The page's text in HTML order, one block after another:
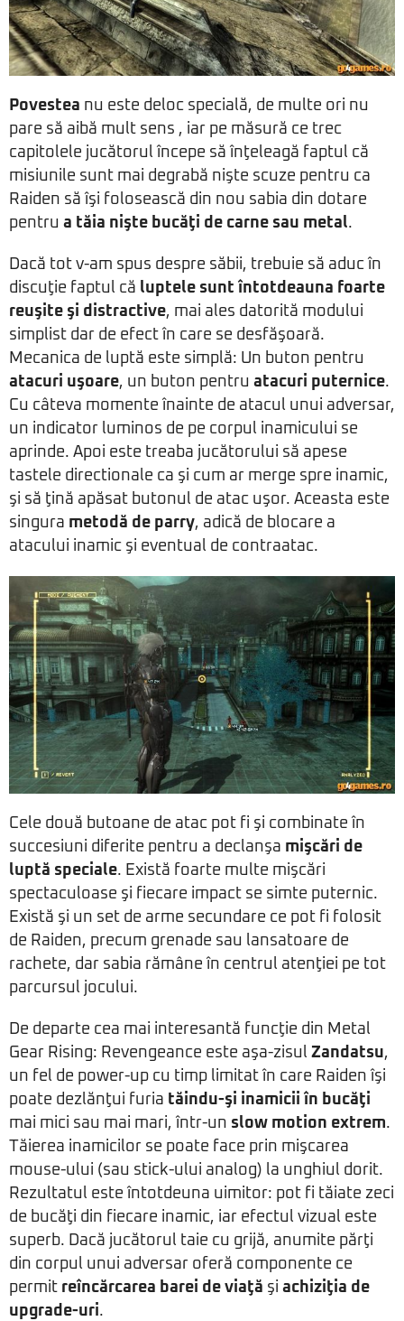
Povestea nu este deloc specială, de multe ori nu
pare să aibă mult sens , iar pe măsură ce trec
capitolele jucătorul începe să înţeleagă faptul că
misiunile sunt mai degrabă nişte scuze pentru ca
Raiden să îşi folosească din nou sabia din dotare
pentru a tăia nişte bucăţi de carne sau metal.
Dacă tot v-am spus despre săbii, trebuie să aduc în
discuţie faptul că luptele sunt întotdeauna foarte
reuşite şi distractive, mai ales datorită modului
simplist dar de efect în care se desfăşoară.
Mecanica de luptă este simplă: Un buton pentru
atacuri uşoare, un buton pentru atacuri puternice.
Cu câteva momente înainte de atacul unui adversar,
un indicator luminos de pe corpul inamicului se
aprinde. Apoi este treaba jucătorului să apese
tastele directionale ca şi cum ar merge spre inamic,
şi să ţină apăsat butonul de atac uşor. Aceasta este
singura metodă de parry, adică de blocare a
atacului inamic şi eventual de contraatac.
Cele două butoane de atac pot fi şi combinate în
succesiuni diferite pentru a declanşa mişcări de
luptă speciale. Există foarte multe mişcări
spectaculoase şi fiecare impact se simte puternic.
Există şi un set de arme secundare ce pot fi folosit
de Raiden, precum grenade sau lansatoare de
rachete, dar sabia rămâne în centrul atenţiei pe tot
parcursul jocului.
De departe cea mai interesantă funcţie din Metal
Gear Rising: Revengeance este aşa-zisul Zandatsu,
un fel de power-up cu timp limitat în care Raiden îşi
poate dezlănţui furia tăindu-şi inamicii în bucăţi
mai mici sau mai mari, într-un slow motion extrem.
Tăierea inamicilor se poate face prin mişcarea
mouse-ului (sau stick-ului analog) la unghiul dorit.
Rezultatul este întotdeuna uimitor: pot fi tăiate zeci
de bucăţi din fiecare inamic, iar efectul vizual este
superb. Dacă jucătorul taie cu grijă, anumite părţi
din corpul unui adversar oferă componente ce
permit reîncărcarea barei de viaţă şi achiziţia de
upgrade-uri.